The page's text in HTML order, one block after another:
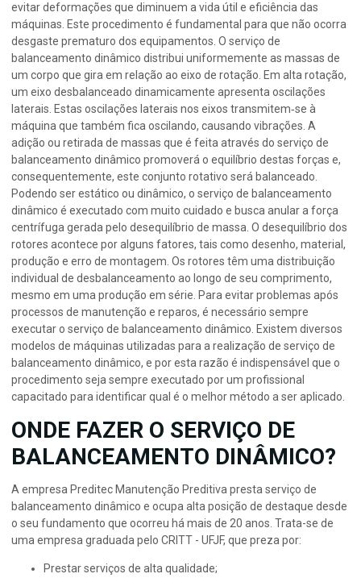
evitar deformações que diminuem a vida útil e eficiência das
máquinas. Este procedimento é fundamental para que não ocorra
desgaste prematuro dos equipamentos. O serviço de
balanceamento dinâmico distribui uniformemente as massas de
um corpo que gira em relação ao eixo de rotação. Em alta rotação,
um eixo desbalanceado dinamicamente apresenta oscilações
laterais. Estas oscilações laterais nos eixos transmitem‐se à
máquina que também fica oscilando, causando vibrações. A
adição ou retirada de massas que é feita através do serviço de
balanceamento dinâmico promoverá o equilíbrio destas forças e,
consequentemente, este conjunto rotativo será balanceado.
Podendo ser estático ou dinâmico, o serviço de balanceamento
dinâmico é executado com muito cuidado e busca anular a força
centrífuga gerada pelo desequilíbrio de massa. O desequilíbrio dos
rotores acontece por alguns fatores, tais como desenho, material,
produção e erro de montagem. Os rotores têm uma distribuição
individual de desbalanceamento ao longo de seu comprimento,
mesmo em uma produção em série. Para evitar problemas após
processos de manutenção e reparos, é necessário sempre
executar o serviço de balanceamento dinâmico. Existem diversos
modelos de máquinas utilizadas para a realização de serviço de
balanceamento dinâmico, e por esta razão é indispensável que o
procedimento seja sempre executado por um profissional
capacitado para identificar qual é o melhor método a ser aplicado.
ONDE FAZER O SERVIÇO DE
BALANCEAMENTO DINÂMICO?
A empresa Preditec Manutenção Preditiva presta serviço de
balanceamento dinâmico e ocupa alta posição de destaque desde
o seu fundamento que ocorreu há mais de 20 anos. Trata-se de
uma empresa graduada pelo CRITT - UFJF, que preza por:
Prestar serviços de alta qualidade;